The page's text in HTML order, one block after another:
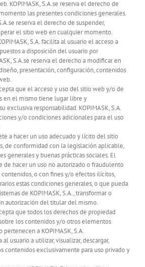
KOPIMASK, S.A.se reserva el derecho de
las presentes condiciones generales.
reserva el derecho de suspender,
el sitio web en cualquier momento.
S.A. facilita al usuario el acceso a
a disposición del usuario por
S.A.se reserva el derecho a modificar en
presentación, configuración, contenidos
que el acceso y uso del sitio web y/o de
en el mismo tiene lugar libre y
exclusiva responsabilidad. KOPIMASK, S.A.
y/o condiciones adicionales para el uso
a hacer un uso adecuado y lícito del sitio
de conformidad con la legislación aplicable,
generales y buenas prácticas sociales. El
de hacer un uso no autorizado o fraudulento
o con fines y/o efectos ilícitos,
estas condiciones generales, o que pueda
de KOPIMASK, S.A., transformar o
autorización del titular del mismo.
que todos los derechos de propiedad
los contenidos y/o otros elementos
a KOPIMASK, S.A.
al usuario a utilizar, visualizar, descargar,
contenidos exclusivamente para uso privado y